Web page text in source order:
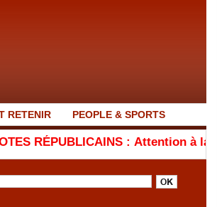
RETENIR PEOPLE & SPORTS
: Attention à la ruée vers